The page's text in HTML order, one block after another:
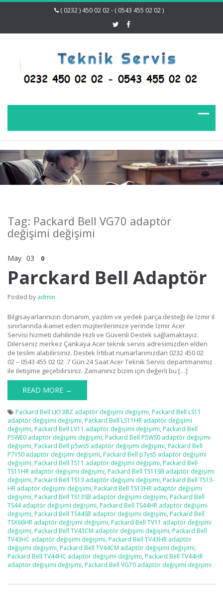
( 0232 ) 450 02 02 - ( 0543 455 02 02 )
Tag: Packard Bell VG70 adaptör
değişimi değişimi
May 03 0
Parckard Bell Adaptör
Posted by admin
Bilgisayarlarınızın donanım, yazılım ve yedek parça desteği ile İzmir il
sınırlarında ikamet eden müşterilerimize yerinde İzmir Acer
Servisi hizmeti dahilinde Hızlı ve Güvenli Destek sağlamaktayız.
Dilerseniz merkez Çankaya Acer teknik servis adresimizden elden
de teslim alabilirsiniz. Destek İrtibat numarlarımızdan 0232 450 02
02 – 0543 455 02 02 7 Gün 24 Saat Acer Teknik Servis departmanımız
ile iletişime geçebilirsiniz. Zamanınız bizim için değerli bu […]
READ MORE →
Packard Bell LK13BZ adaptör değişimi değişimi, Packard Bell LS11
adaptör değişimi değişimi, Packard Bell LS11HR adaptör değişimi
değişimi, Packard Bell LV11 adaptör değişimi değişimi, Packard Bell
P5WE0 adaptör değişimi değişimi, Packard Bell P5WS0 adaptör değişimi
değişimi, Packard Bell p5ws5 adaptör değişimi değişimi, Packard Bell
P7YS0 adaptör değişimi değişimi, Packard Bell p7ys5 adaptör değişimi
değişimi, Packard Bell TS11 adaptör değişimi değişimi, Packard Bell
TS11HR adaptör değişimi değişimi, Packard Bell TS11SB adaptör değişimi
değişimi, Packard Bell TS13 adaptör değişimi değişimi, Packard Bell TS13-
HR adaptör değişimi değişimi, Packard Bell TS13HR adaptör değişimi
değişimi, Packard Bell TS13SB adaptör değişimi değişimi, Packard Bell
TS44 adaptör değişimi değişimi, Packard Bell TS44HR adaptör değişimi
değişimi, Packard Bell TS44SB adaptör değişimi değişimi, Packard Bell
TSX66HR adaptör değişimi değişimi, Packard Bell TV11 adaptör değişimi
değişimi, Packard Bell TV43CM adaptör değişimi değişimi, Packard Bell
TV43HC adaptör değişimi değişimi, Packard Bell TV43HR adaptör
değişimi değişimi, Packard Bell TV44CM adaptör değişimi değişimi,
Packard Bell TV44HC adaptör değişimi değişimi, Packard Bell TV44HR
adaptör değişimi değişimi, Packard Bell VG70 adaptör değişimi değişimi